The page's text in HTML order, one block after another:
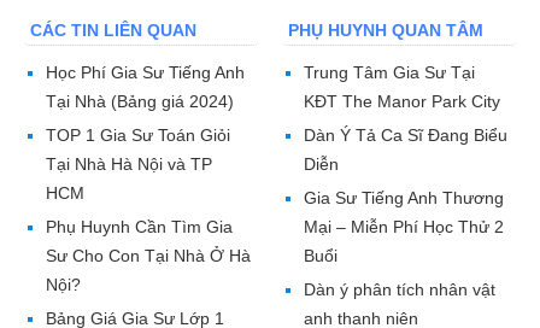
CÁC TIN LIÊN QUAN
Học Phí Gia Sư Tiếng Anh
Tại Nhà (Bảng giá 2024)
TOP 1 Gia Sư Toán Giỏi
Tại Nhà Hà Nội và TP
HCM
Phụ Huynh Cần Tìm Gia
Sư Cho Con Tại Nhà Ở Hà
Nội?
Bảng Giá Gia Sư Lớp 1
PHỤ HUYNH QUAN TÂM
Trung Tâm Gia Sư Tại
KĐT The Manor Park City
Dàn Ý Tả Ca Sĩ Đang Biểu
Diễn
Gia Sư Tiếng Anh Thương
Mại – Miễn Phí Học Thử 2
Buổi
Dàn ý phân tích nhân vật
anh thanh niên